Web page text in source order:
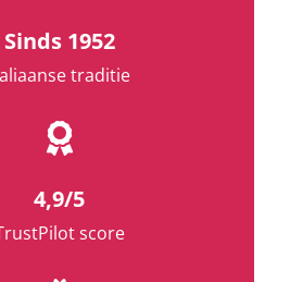
Sinds 1952
traditie

4,9/5
score